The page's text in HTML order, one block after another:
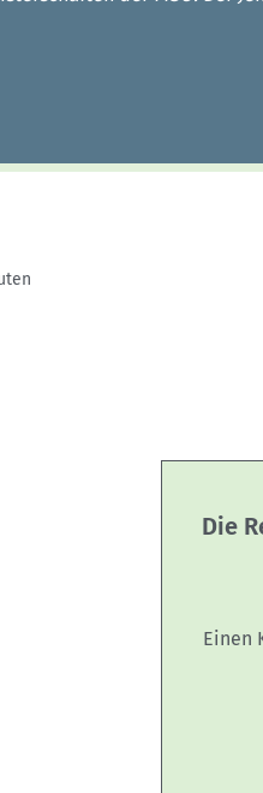
Die
Einen